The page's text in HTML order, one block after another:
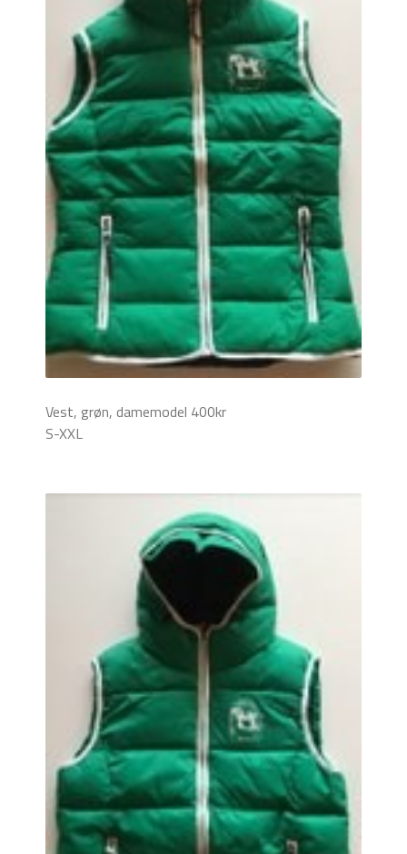
Vest, grøn, damemodel 400kr
S-XXL